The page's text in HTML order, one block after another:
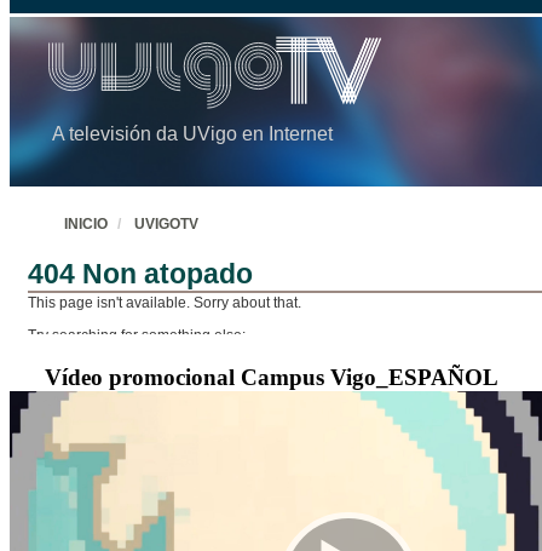
Vídeo promocional Campus Vigo_ESPAÑOL